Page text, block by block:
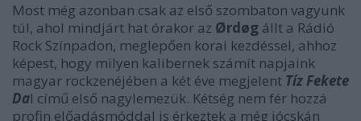
Most még azonban csak az első szombaton vagyunk
túl, ahol mindjárt hat órakor az Ørdøg állt a Rádió
Rock Színpadon, meglepően korai kezdéssel, ahhoz
képest, hogy milyen kalibernek számít napjaink
magyar rockzenéjében a két éve megjelent Tíz Fekete
Dal című első nagylemezük. Kétség nem fér hozzá
profin előadásmóddal is érkeztek a még jócskán